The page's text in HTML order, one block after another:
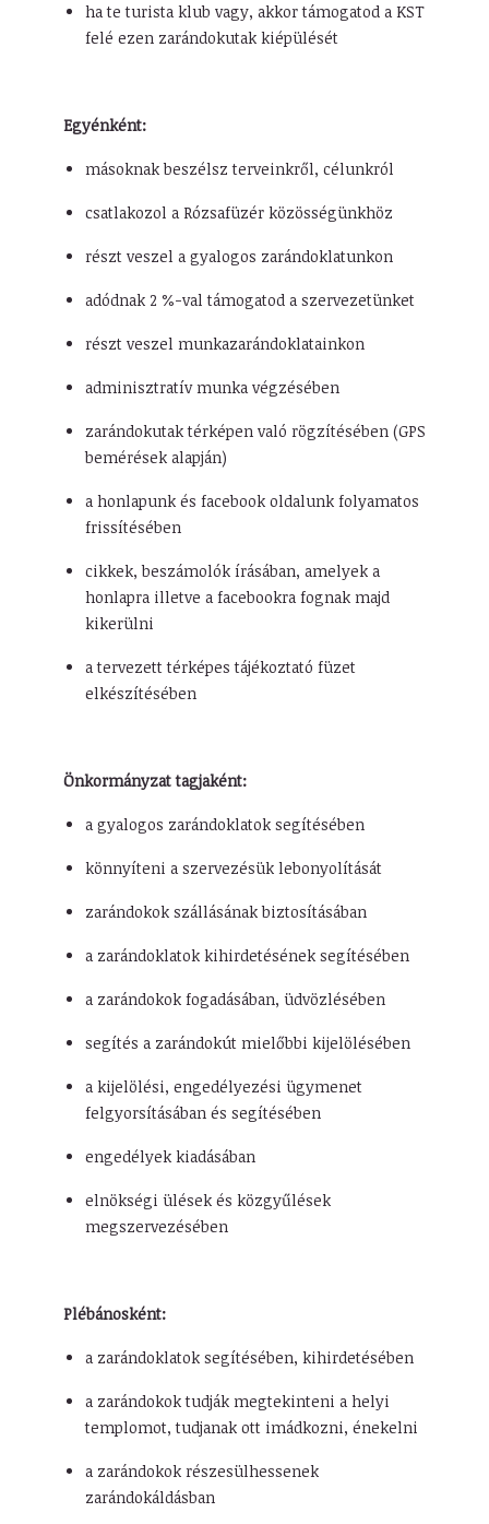
ha te turista klub vagy, akkor támogatod a KST
felé ezen zarándokutak kiépülését
Egyénként:
másoknak beszélsz terveinkről, célunkról
csatlakozol a Rózsafüzér közösségünkhöz
részt veszel a gyalogos zarándoklatunkon
adódnak 2 %-val támogatod a szervezetünket
részt veszel munkazarándoklatainkon
adminisztratív munka végzésében
zarándokutak térképen való rögzítésében (GPS
bemérések alapján)
a honlapunk és facebook oldalunk folyamatos
frissítésében
cikkek, beszámolók írásában, amelyek a
honlapra illetve a facebookra fognak majd
kikerülni
a tervezett térképes tájékoztató füzet
elkészítésében
Önkormányzat tagjaként:
a gyalogos zarándoklatok segítésében
könnyíteni a szervezésük lebonyolítását
zarándokok szállásának biztosításában
a zarándoklatok kihirdetésének segítésében
a zarándokok fogadásában, üdvözlésében
segítés a zarándokút mielőbbi kijelölésében
a kijelölési, engedélyezési ügymenet
felgyorsításában és segítésében
engedélyek kiadásában
elnökségi ülések és közgyűlések
megszervezésében
Plébánosként:
a zarándoklatok segítésében, kihirdetésében
a zarándokok tudják megtekinteni a helyi
templomot, tudjanak ott imádkozni, énekelni
a zarándokok részesülhessenek
zarándokáldásban